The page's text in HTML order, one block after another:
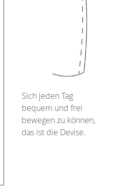
Sich jeden Tag
bequem und frei
bewegen zu können,
das ist die Devise.